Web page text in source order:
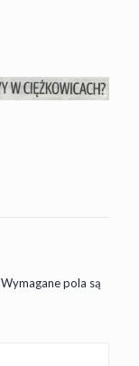
Wymagane pola są